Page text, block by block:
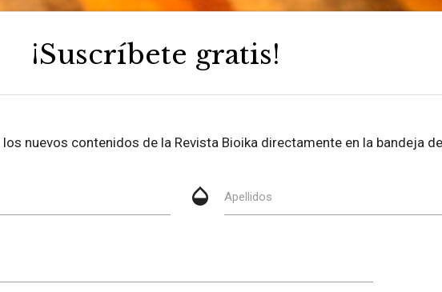
¡Suscríbete gratis!
los nuevos contenidos de la Revista Bioika directamente en la bandeja
opacity Apellidos